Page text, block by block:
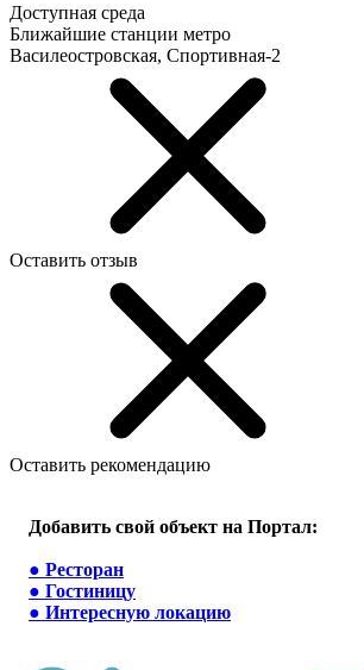
Доступная среда
Ближайшие станции метро
Василеостровская, Спортивная-2
Оставить отзыв
Оставить рекомендацию
Добавить свой объект на Портал:
● Ресторан
● Гостиницу
● Интересную локацию